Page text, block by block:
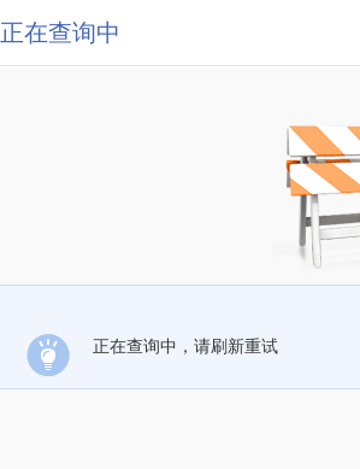
正在查询中
正在查询中，请刷新重试